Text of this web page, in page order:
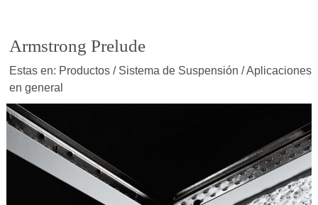
Armstrong Prelude
Estas en: Productos / Sistema de Suspensión / Aplicaciones
en general